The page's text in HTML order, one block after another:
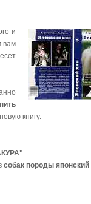
и
вам
книгу.
собак породы японский